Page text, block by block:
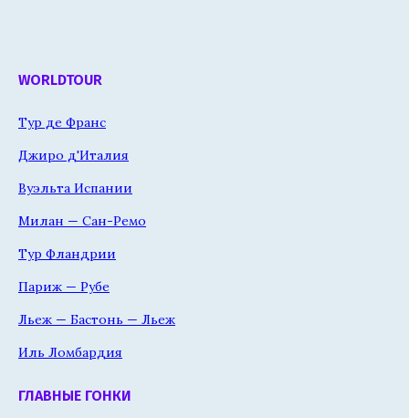
WORLDTOUR
Тур де Франс
Джиро д'Италия
Вуэльта Испании
Милан — Сан-Ремо
Тур Фландрии
Париж — Рубе
Льеж — Бастонь — Льеж
Иль Ломбардия
ГЛАВНЫЕ ГОНКИ